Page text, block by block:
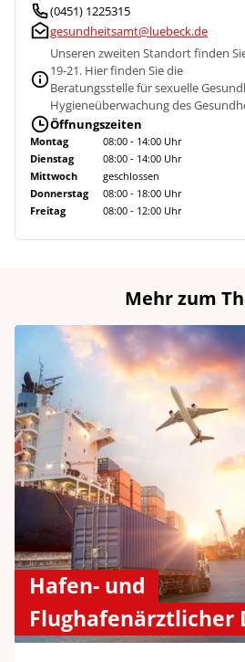
(0451) 1225315
gesundheitsamt@luebeck.de
Unseren zweiten Standort finden
19-21. Hier finden Sie die
Beratungsstelle für sexuelle
Hygieneüberwachung des
Öffnungszeiten
Montag
08:00 - 14:00 Uhr
Dienstag
08:00 - 14:00 Uhr
Mittwoch
geschlossen
Donnerstag
08:00 - 18:00 Uhr
Freitag
08:00 - 12:00 Uhr
Mehr zum
Hafen- und
Flughafenärztlicher